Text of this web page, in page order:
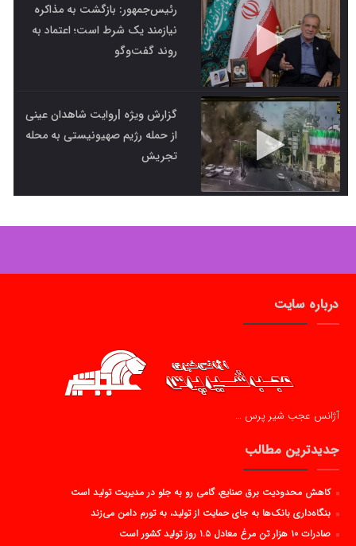
رئیس‌جمهور: بازگشت به مذاکره
نیازمند یک شرط است؛ اعتماد به
روند گفت‌وگو
گزارش ویژه |روایت شاهدان عینی
از حمله رژیم صهیونیستی به محله
تجریش
درباره سایت
آژانس عجب شیر پرس …
جدیدترین مطالب
کاهش محدودیت برق صنایع، گامی رو به جلو در مدیریت تولید است
بنگاه‌داری بانک‌ها به جای حمایت از تولید، به تورم دامن می‌زند
صادرات ۱۰ هزار تن مرغ معادل ۱.۵ روز تولید کشور است